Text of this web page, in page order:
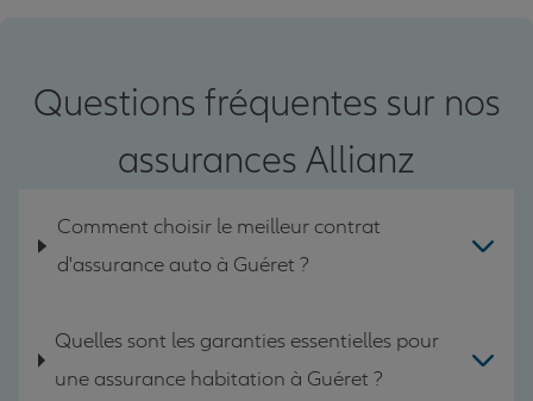
Questions fréquentes sur nos
assurances Allianz
Comment choisir le meilleur contrat
d'assurance auto à Guéret ?
Quelles sont les garanties essentielles pour
une assurance habitation à Guéret ?